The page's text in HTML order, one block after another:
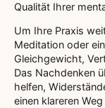
Qualität Ihrer
Um Ihre Praxis
Meditation oder
Gleichgewicht,
Das Nachdenken
helfen,
einen klareren